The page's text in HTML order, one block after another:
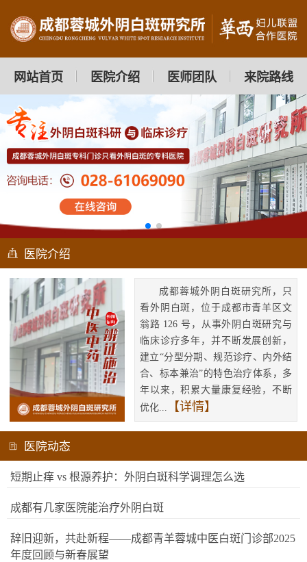
网站首页 医院介绍 医师团队 来院路线
医院介绍
成都蓉城外阴白斑研究所，只
看外阴白斑，位于成都市青羊区文
翁路 126 号，从事外阴白斑研究与
临床诊疗多年，并不断发展创新，
建立“分型分期、规范诊疗、内外结
合、标本兼治”的特色治疗体系，多
年以来，积累大量康复经验，不断
优化...
【详情】
医院动态
短期止痒 vs 根源养护：外阴白斑科学调理怎么选
成都有几家医院能治疗外阴白斑
辞旧迎新，共赴新程——成都青羊蓉城中医白斑门诊部2025
年度回顾与新春展望